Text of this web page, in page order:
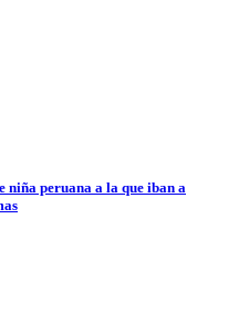
niña peruana a la que iban a